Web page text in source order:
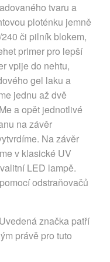
tvaru a
ploténku jemně
či pilník blokem,
primer pro lepší
vpije do nehtu,
gel laku a
jednu až dvě
a opět jednotlivé
na závěr
Na závěr
v klasické UV
LED lampě.
odstraňovačů
značka patří
právě pro tuto